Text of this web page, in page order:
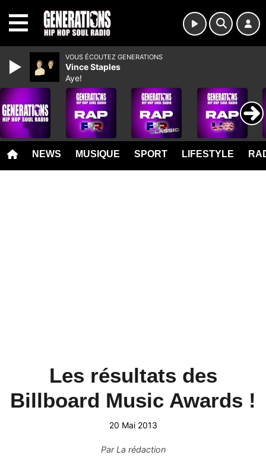
NEWS MUSIQUE SPORT LIFESTYLE
Les résultats des
Billboard Music Awards !
20 Mai 2013
ParLa rédaction
VOUS ÉCOUTEZ GENERATIONS
Vince Staples
Aye!